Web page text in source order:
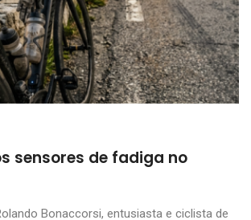
sensores de fadiga no
Bonaccorsi, entusiasta e ciclista de